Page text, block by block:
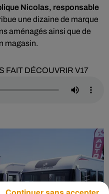
Nicolas, responsable
une dizaine de marque
aménagés ainsi que de
magasin.
FAIT DÉCOUVRIR V17